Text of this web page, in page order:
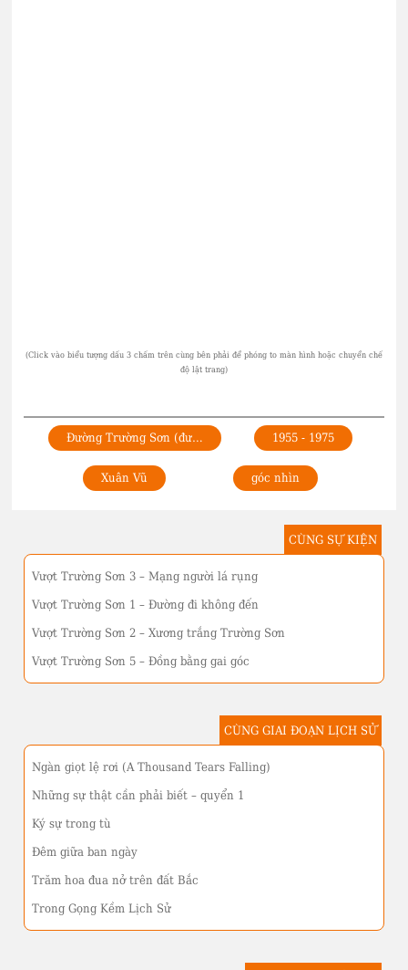
Đường Trường Sơn (đường mòn Hồ Chí Minh) 1959-1975 1955 - 1975
Xuân Vũ góc nhìn
CÙNG SỰ KIỆN
Vượt Trường Sơn 3 – Mạng người lá rụng
Vượt Trường Sơn 1 – Đường đi không đến
Vượt Trường Sơn 2 – Xương trắng Trường Sơn
Vượt Trường Sơn 5 – Đồng bằng gai góc
CÙNG GIAI ĐOẠN LỊCH SỬ
Ngàn giọt lệ rơi (A Thousand Tears Falling)
Những sự thật cần phải biết – quyển 1
Ký sự trong tù
Đêm giữa ban ngày
Trăm hoa đua nở trên đất Bắc
Trong Gọng Kềm Lịch Sử